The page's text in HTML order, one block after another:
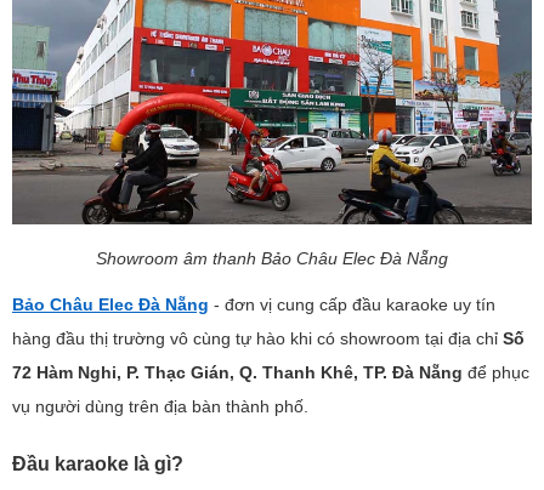
Showroom âm thanh Bảo Châu Elec Đà Nẵng
Bảo Châu Elec Đà Nẵng - đơn vị cung cấp đầu karaoke uy tín
hàng đầu thị trường vô cùng tự hào khi có showroom tại địa chỉ Số
72 Hàm Nghi, P. Thạc Gián, Q. Thanh Khê, TP. Đà Nẵng để phục
vụ người dùng trên địa bàn thành phố.
Đầu karaoke là gì?